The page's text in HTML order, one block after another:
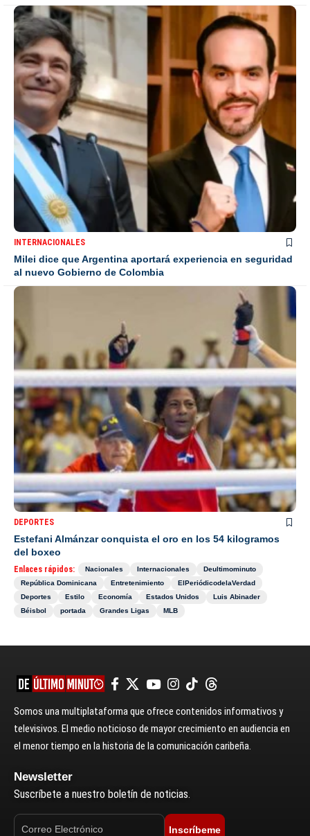
INTERNACIONALES
Milei dice que Argentina aportará experiencia en seguridad
al nuevo Gobierno de Colombia
DEPORTES
Estefani Almánzar conquista el oro en los 54 kilogramos
del boxeo
Enlaces rápidos: Nacionales Internacionales
Deultimominuto
República Dominicana
Entretenimiento
ElPeriódicodelaVerdad
Deportes
Estilo Economía Estados Unidos
Luis Abinader
Béisbol
portada Grandes Ligas MLB
Somos una multiplataforma que ofrece contenidos informativos y
televisivos. El medio noticioso de mayor crecimiento en audiencia en
el menor tiempo en la historia de la comunicación caribeña.
Newsletter
Suscríbete a nuestro boletín de noticias.
Inscríbeme